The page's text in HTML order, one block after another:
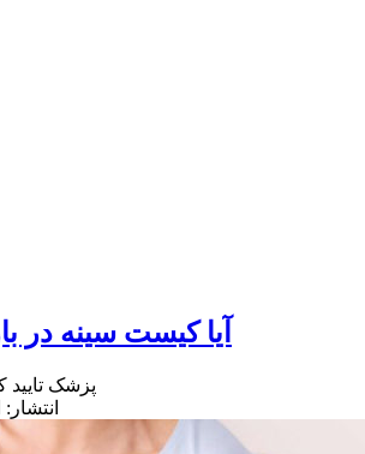
آیا کیست سینه
پزشک تایید
انتشار: اسفند ۱۴۰۰ |